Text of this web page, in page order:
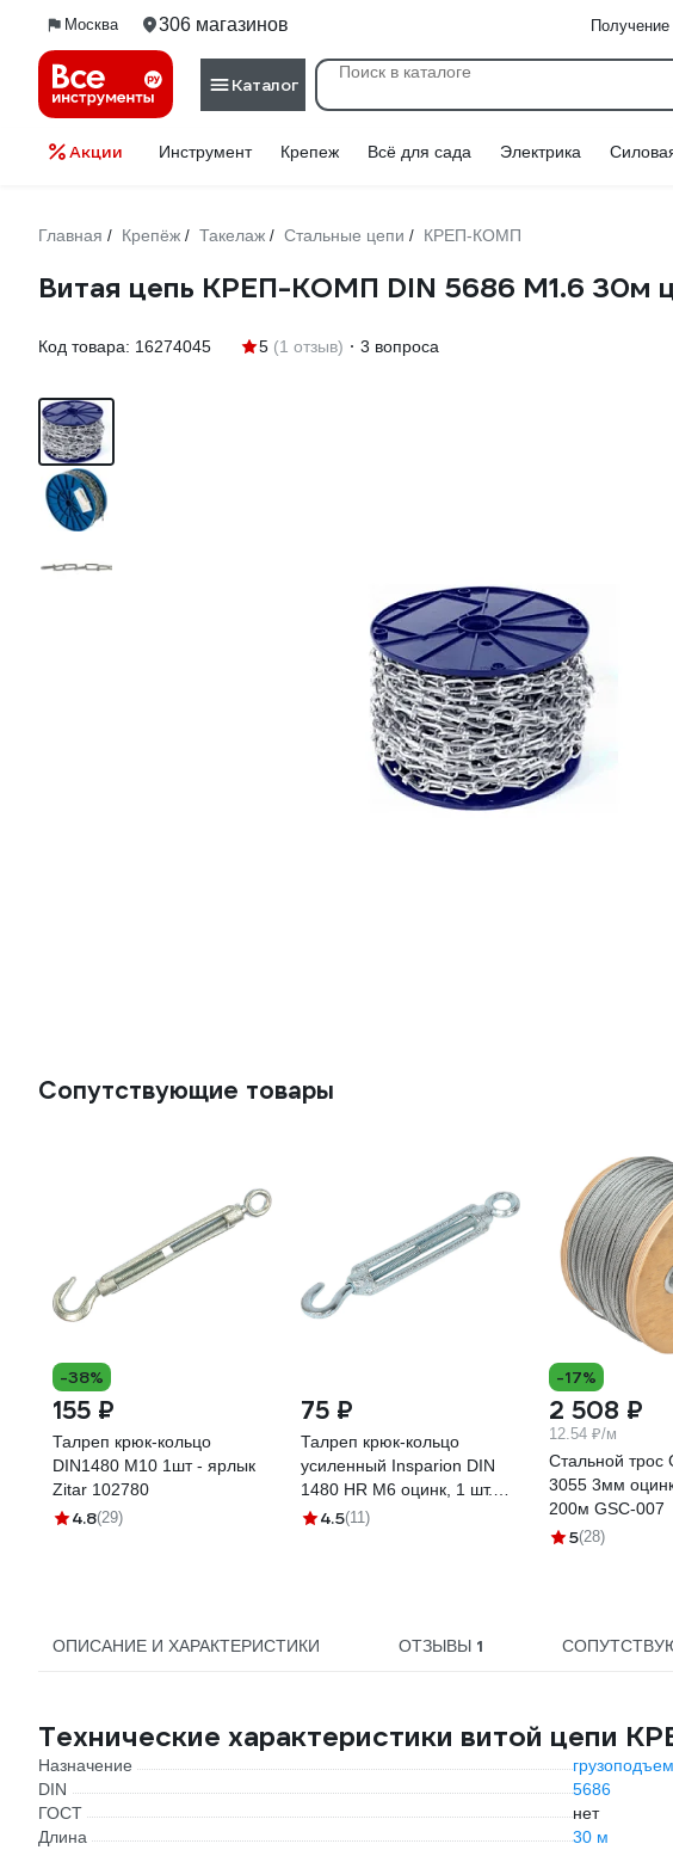
Москва 306 магазинов
Каталог
Акции Инструмент Крепеж Всё для сада Электрика
Главная / Крепёж / Такелаж / Стальные цепи / КРЕП-КОМП
Витая цепь КРЕП-КОМП DIN 5686 М1.6 30м
Код товара: 16274045 5 (1 отзыв) 3 вопроса
Сопутствующие товары
-38%
155 ₽
Талреп крюк-кольцо
DIN1480 М10 1шт - ярлык
Zitar 102780
4.8(29)
75 ₽
Талреп крюк-кольцо
усиленный Insparion DIN
1480 HR М6 оцинк, 1 шт.
С1-00002034
4.5(11)
-17%
2 508 ₽
12.54 ₽/м
Стальной трос
3055 3мм
200м GSC-007
5(28)
ОПИСАНИЕ И ХАРАКТЕРИСТИКИ ОТЗЫВЫ 1
Технические характеристики витой цепи
Назначение
DIN
5686
ГОСТ
нет
Длина
30 м